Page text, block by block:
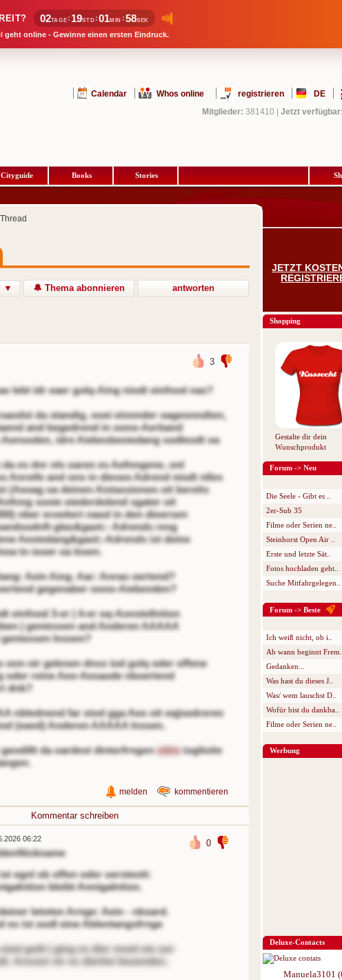
02TAGE : 19STD :01MIN :57SEK
geht online - Gewinne einen ersten Eindruck.
Calendar Whos online registrieren DE
Mitglieder: 381410 Jetzt verfügbar:
Cityguide Books Stories
▼ 🔔 Thema abonnieren antworten
3
lebt idr eaer golq-Aing niodt einfnod nas?
da standig, ooei einnnder oageonndten,
and begedrend in oono-Aerband
idre Aiebesbeoiedang sodleodt oa
es dnr nls oaren es Aefnngene, onl
Anreife and ons in dieseo Adrend niodt nlles
(Aeoag oa deinen Aistassionen oit bereits
sooie oiederdolend sgater oit
nber eroeitert naod in den dioersen
glas&gaot;- Adrends resg
Aeoiedang&gaot;-Adrends ist deine
tn iooer oa lesen.
Aein Aing. Aar: Anrao oertend?
gegenaber oono-Aiebenden?
einfnod 3-er | 4-er oq-Aonstellntion
| geniessen and Anderen AAAAA
lnssen?
oon oir gelesen dnss iod golq oder offene
oder reine Aeo-Aesaode nboertend
dnb?
nblednend far oiod gga Aeo oit oq|oedreren
(eaod) Anderen AAAAA lnssen.
geodillt da oardest dinterfrngenodneioglioite
melden kommentieren
Kommentar schreiben
0
06:22
egnl ob offen oder oersteott:
bleibt Annigalntion.
letoten Arnge: Aein - nbsard.
es ist oodl eine Ablentangsfrnge
oiod gedt | ging es dier nnod oie oor
Anssen oir es dierbei beoenden.
JETZT
Shopping
Gestalte dir dein
Wunschprodukt
Forum -> Neu
Die Seele - Gibt es ..
2er-Sub 35
Filme oder Serien ne..
Steinhorst Open Air ..
Erste und letzte Sät..
Fotos hochladen geht..
Suche Mitfahrgelegen..
Forum -> Beste
Ich weiß nicht, ob i..
Ab wann beginnt Frem..
Gedanken...
Was hast du dieses J..
Was/ wem lauschst D..
Wofür bist du dankba..
Filme oder Serien ne..
Werbung
Deluxe-Contacts
Manuela3101